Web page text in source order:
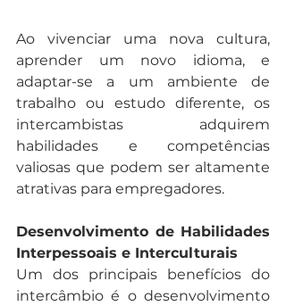
Ao vivenciar uma nova cultura,
aprender um novo idioma, e
adaptar-se a um ambiente de
trabalho ou estudo diferente, os
intercambistas adquirem
habilidades e competências
valiosas que podem ser altamente
atrativas para empregadores.
Desenvolvimento de Habilidades
Interpessoais e Interculturais
Um dos principais benefícios do
intercâmbio é o desenvolvimento